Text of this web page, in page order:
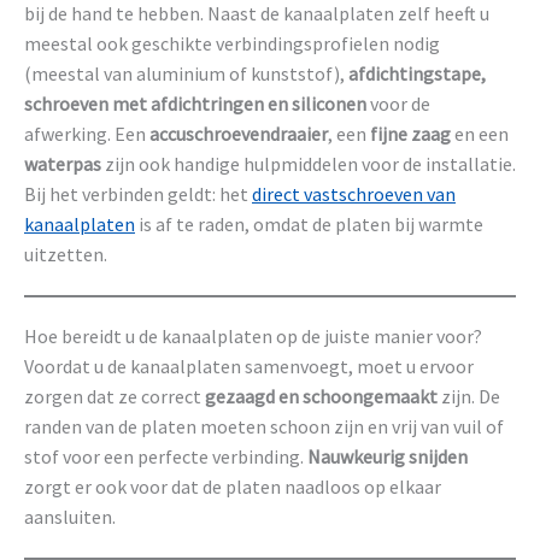
bij de hand te hebben. Naast de kanaalplaten zelf heeft u
meestal ook geschikte verbindingsprofielen nodig
(meestal van aluminium of kunststof), afdichtingstape,
schroeven met afdichtringen en siliconenvoor de
afwerking. Een accuschroevendraaier, een fijne zaagen een
waterpas zijn ook handige hulpmiddelen voor de installatie.
Bij het verbinden geldt: het direct vastschroeven van
kanaalplaten is af te raden, omdat de platen bij warmte
uitzetten.
Hoe bereidt u de kanaalplaten op de juiste manier voor?
Voordat u de kanaalplaten samenvoegt, moet u ervoor
zorgen dat ze correct gezaagd en schoongemaakt zijn. De
randen van de platen moeten schoon zijn en vrij van vuil of
stof voor een perfecte verbinding. Nauwkeurig snijden
zorgt er ook voor dat de platen naadloos op elkaar
aansluiten.